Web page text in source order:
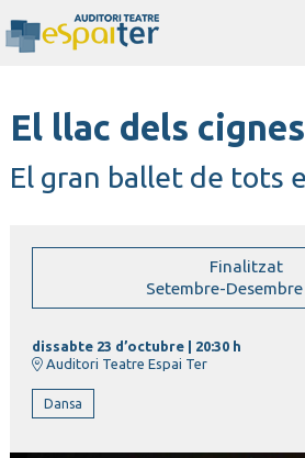
El llac dels
El gran ballet de tots
Finalitzat
Setembre-
dissabte 23 d’octubre
20:30 h
Auditori Teatre Espai Ter
Dansa